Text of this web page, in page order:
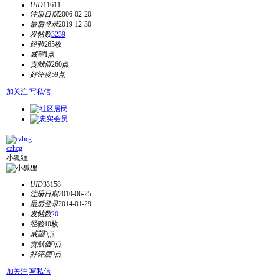
UID11611
注册日期2006-02-20
最后登录2019-12-30
发帖数3239
经验265枚
威望1点
贡献值260点
好评度59点
加关注 写私信
czhcg
小狐狸
UID33158
注册日期2010-06-25
最后登录2014-01-29
发帖数20
经验10枚
威望0点
贡献值0点
好评度0点
加关注 写私信